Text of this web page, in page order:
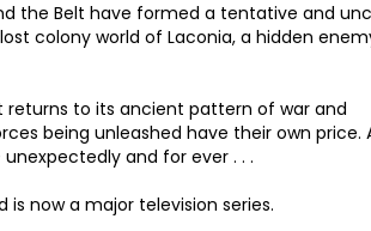
the Belt have formed a tentative and
colony world of Laconia, a hidden
to its ancient pattern of war and
being unleashed have their own price.
and for ever . . .
is now a major television series.